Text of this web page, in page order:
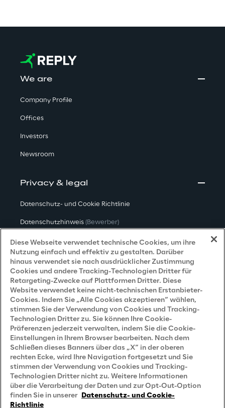
We are
Company Profile
Offices
Investors
Newsroom
Privacy & legal
Datenschutz- und Cookie Richtlinie
Datenschutzhinweis (Bewerber)
Datenschutzhinweis(Kunden)
Datenschutzhinweis (Dienstleister)
(Marketing)
Grundsatzerklärung - LKSG(Deutschland)
Accessibility Statement
Careers
Contacts
Diese Webseite verwendet technische Cookies, um ihre
Nutzung einfach und effektiv zu gestalten. Darüber
hinaus verwendet sie nach ausdrücklicher Zustimmung
Cookies und andere Tracking-Technologien Dritter für
Retargeting-Zwecke auf Plattformen Dritter. Diese
Website verwendet keine nicht-technischen Erstanbieter-
Cookies. Indem Sie „Alle Cookies akzeptieren“ wählen,
stimmen Sie der Verwendung von Cookies und Tracking-
Technologien Dritter zu. Sie können Ihre Cookie-
Präferenzen jederzeit verwalten, indem Sie die Cookie-
Einstellungen in Ihrem Browser bearbeiten. Nach dem
Schließen dieses Banners über das „X“ in der oberen
rechten Ecke, wird Ihre Navigation fortgesetzt und Sie
stimmen der Verwendung von Cookies und Tracking-
Technologien Dritter nicht zu. Weitere Informationen
über die Verarbeitung der Daten und zur Opt-Out-Option
finden Sie in unserer Datenschutz- und Cookie-
Richtlinie